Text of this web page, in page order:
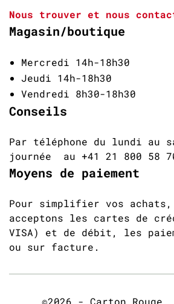
Nous trouver et nous
Magasin/boutique
Mercredi 14h-18h30
Jeudi 14h-18h30
Vendredi 8h30-18h30
Conseils
Par téléphone du lundi au
journée au +41 21 800 58
Moyens de paiement
Pour simplifier vos achats,
acceptons les cartes de
VISA) et de débit, les
ou sur facture.
©2026 - Carton Rouge,